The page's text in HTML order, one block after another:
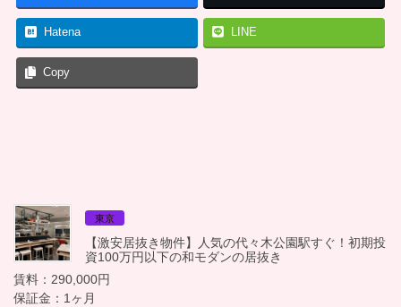
Hatena LINE
Copy
東京
【激安居抜き物件】人気の代々木公園駅すぐ！初期投
資100万円以下の和モダンの居抜き
賃料：290,000円
保証金：1ヶ月